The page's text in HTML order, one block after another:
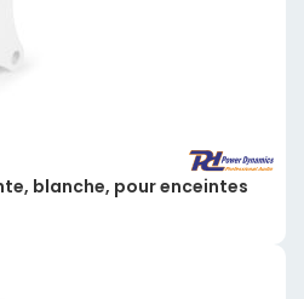
blanche, pour enceintes